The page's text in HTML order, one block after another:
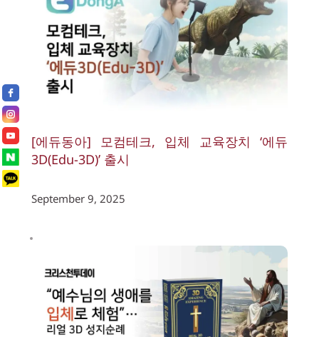
[에듀동아] 모컴테크, 입체 교육장치 ‘에듀
3D(Edu-3D)’ 출시
September 9, 2025